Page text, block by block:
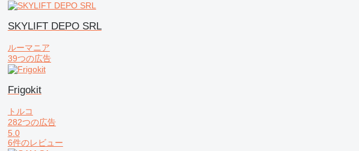
SKYLIFT DEPO SRL
ルーマニア
39つの広告
Frigokit
トルコ
282つの広告
5.0
6件のレビュー